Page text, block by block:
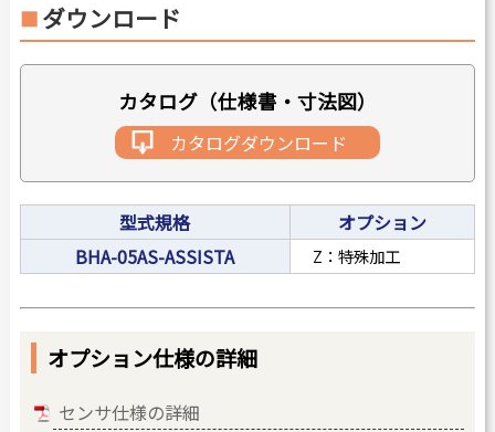
ダウンロード
カタログ（仕様書・寸法図）
カタログダウンロード
型式規格
オプション
BHA-05AS-ASSISTA
Z：特殊加工
オプション仕様の詳細
センサ仕様の詳細